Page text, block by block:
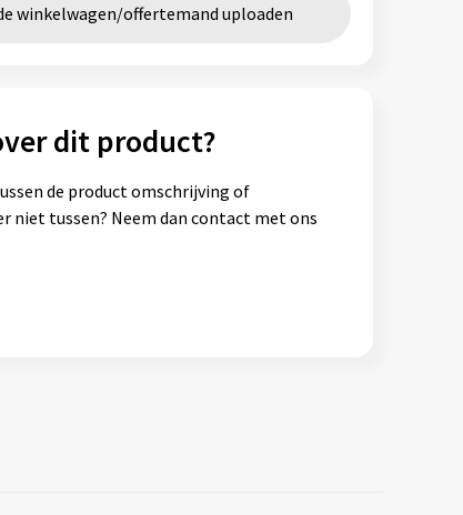
winkelwagen/offertemand uploaden
dit product?
de product omschrijving of
niet tussen? Neem dan contact met ons